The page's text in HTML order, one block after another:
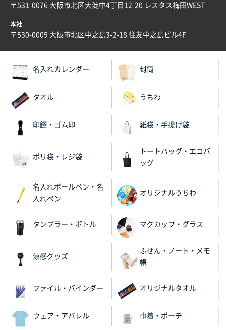
他部署のスタッフからの指示
兵庫県S社様
以前発注しているので、データが残っている点が良か
2025年11月25日 16:41
前回同様、安心できるから
uni ジェットストリーム 05
2025年11月21日 16:39
何度か注文していて、満足していたから
神奈川県のお客様
のし文言が変更できたのと価格。
千葉県M社様
ワンポイント箔押し紙袋 Sサイズ(A5対応)
2025年11月06日 14:57
営業ご担当者さまより、ご丁寧なサポートをいただ
〒531-0076 大阪市北区大淀中4丁目12-20 レスタス梅田WEST
本社
〒530-0005 大阪市北区中之島3-2-18 住友中之島ビル4F
名入れカレンダー 封筒
タオル うちわ
印鑑・ゴム印 紙袋・手提げ袋
ポリ袋・レジ袋
トートバッグ・エコバ
ッグ
名入れボールペン・名
入れペン
オリジナルうちわ
タンブラー・ボトル マグカップ・グラス
涼感グッズ
ふせん・ノート・メモ
帳
ファイル・バインダー オリジナルタオル
ウェア・アパレル 巾着・ポーチ